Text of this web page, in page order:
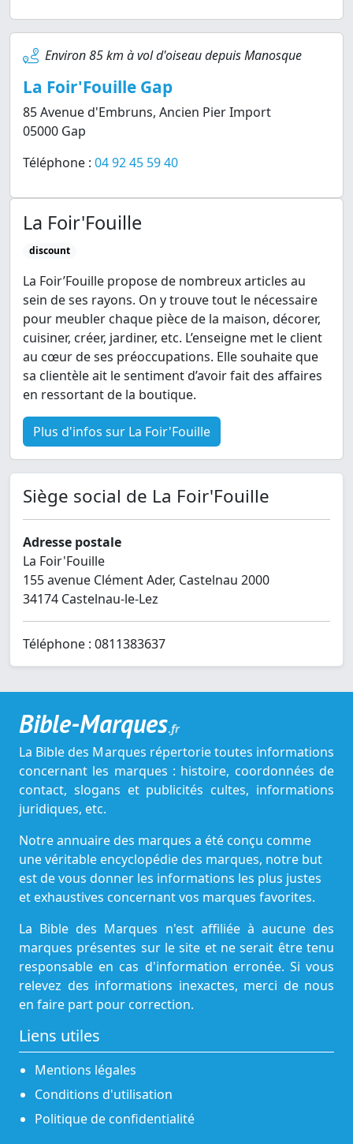
Environ 85 km à vol d'oiseau depuis Manosque
La Foir'Fouille Gap
85 Avenue d'Embruns, Ancien Pier Import
05000 Gap
Téléphone : 04 92 45 59 40
La Foir'Fouille
discount
La Foir’Fouille propose de nombreux articles au
sein de ses rayons. On y trouve tout le nécessaire
pour meubler chaque pièce de la maison, décorer,
cuisiner, créer, jardiner, etc. L’enseigne met le client
au cœur de ses préoccupations. Elle souhaite que
sa clientèle ait le sentiment d’avoir fait des affaires
en ressortant de la boutique.
Plus d'infos sur La Foir'Fouille
Siège social de La Foir'Fouille
Adresse postale
La Foir'Fouille
155 avenue Clément Ader, Castelnau 2000
34174 Castelnau-le-Lez
Téléphone : 0811383637
Bible-Marques.fr
La Bible des Marques répertorie toutes informations
concernant les marques : histoire, coordonnées de
contact, slogans et publicités cultes, informations
juridiques, etc.
Notre annuaire des marques a été conçu comme
une véritable encyclopédie des marques, notre but
est de vous donner les informations les plus justes
et exhaustives concernant vos marques favorites.
La Bible des Marques n'est affiliée à aucune des
marques présentes sur le site et ne serait être tenu
responsable en cas d'information erronée. Si vous
relevez des informations inexactes, merci de nous
en faire part pour correction.
Liens utiles
Mentions légales
Conditions d'utilisation
Politique de confidentialité